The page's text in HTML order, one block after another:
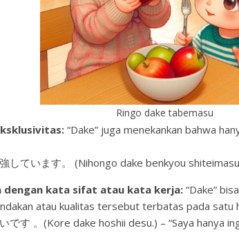
Ringo dake tabemasu
“Dake” juga menekankan bahwa
しています。 (Nihongo dake benkyou
dengan kata sifat atau kata kerja: “Dake”
atau kualitas tersebut terbatas pada satu
です 。(Kore dake hoshii desu.) – “Saya hanya